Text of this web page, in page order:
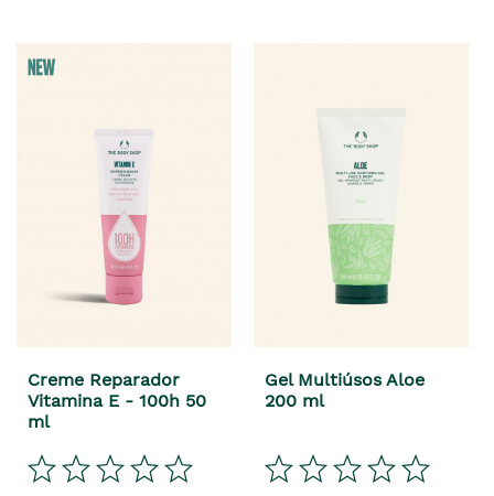
Creme Reparador
Vitamina E - 100h 50
ml
Gel Multiúsos Aloe
200 ml